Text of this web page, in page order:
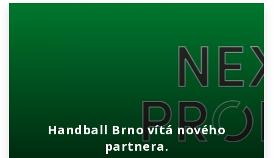
Handball Brno vítá nového
partnera.